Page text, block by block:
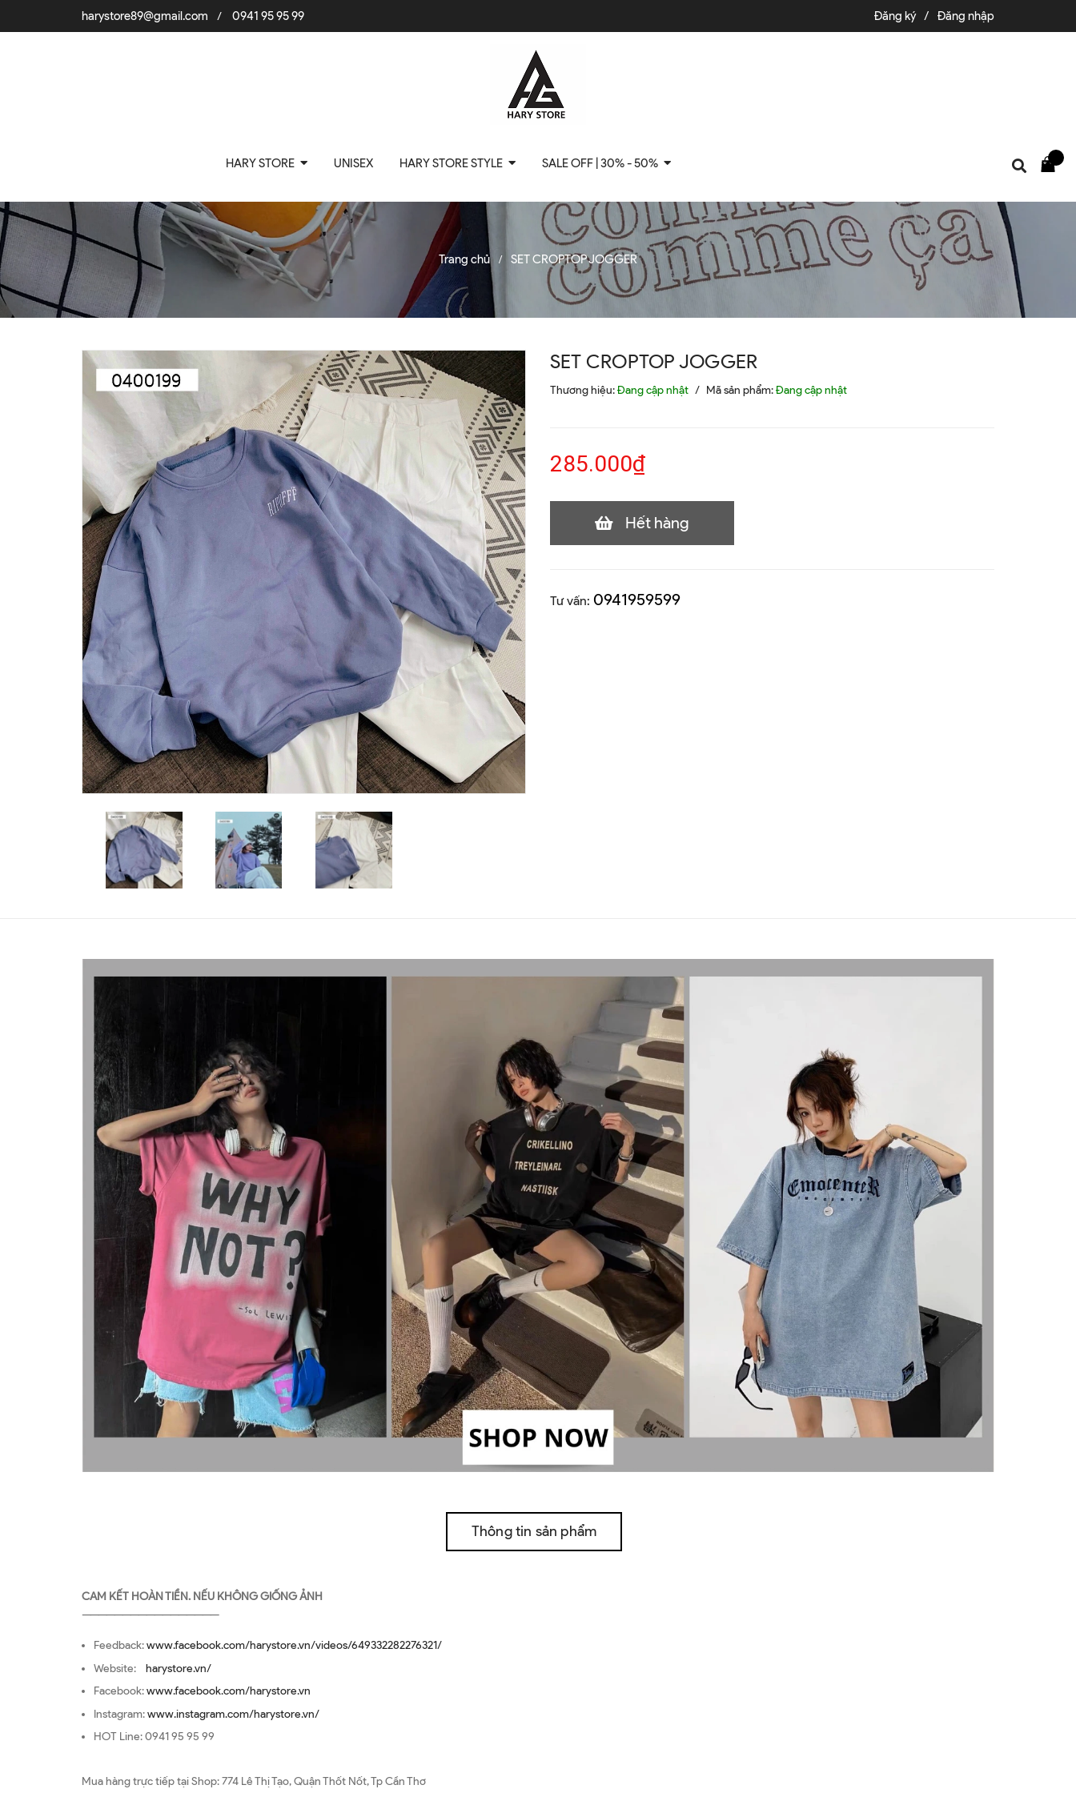
harystore89@gmail.com / 0941 95 95 99 Đăng ký / Đăng nhập
HARY STORE UNISEX HARY STORE STYLE SALE OFF | 30% - 50%
Trang chủ / SET CROPTOP JOGGER
SET CROPTOP JOGGER
Thương hiệu:Đang cập nhật / Mã sản phẩm:Đang cập nhật
285.000₫
Hết hàng
Tư vấn: 0941959599
Thông tin sản phẩm
CAM KẾT HOÀN TIỀN. NẾU KHÔNG GIỐNG ẢNH
—————————————————
Feedback:www.facebook.com/harystore.vn/videos/649332282276321/
Website: harystore.vn/
Facebook:www.facebook.com/harystore.vn
Instagram:www.instagram.com/harystore.vn/
HOT Line: 0941 95 95 99
Mua hàng trực tiếp tại Shop: 774 Lê Thị Tạo, Quận Thốt Nốt, Tp Cần Thơ